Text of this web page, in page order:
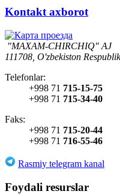
Kontakt axborot
"MAXAM-CHIRCHIQ" AJ
111708, O'zbekiston
Telefonlar:
+998 71 715-15-75
+998 71 715-34-40
Faks:
+998 71 715-20-44
+998 71 716-55-46
Rasmiy telegram kanal
Foydali resurslar